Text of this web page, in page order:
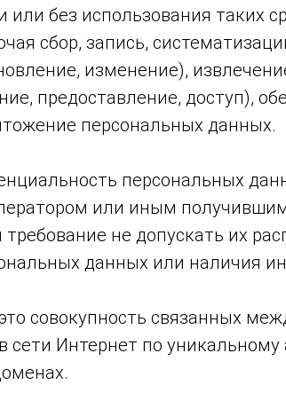
или без использования таких
сбор, запись,
изменение),
предоставление, доступ),
персональных данных.
персональных
или иным
не допускать их
данных или наличия
совокупность связанных
Интернет по уникальному